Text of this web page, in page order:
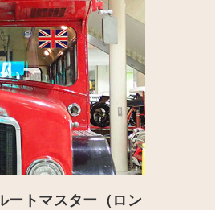
ートマスター（ロン